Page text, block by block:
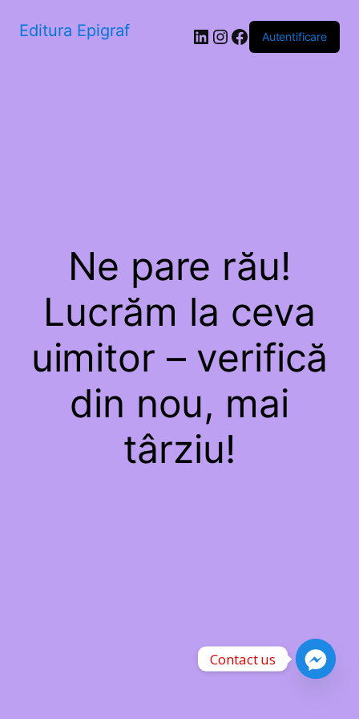
Editura Epigraf LinkedIn
Instagram
Facebook
Autentificare
Ne pare rău!
Lucrăm la ceva
uimitor – verifică
din nou, mai
târziu!
Contact us